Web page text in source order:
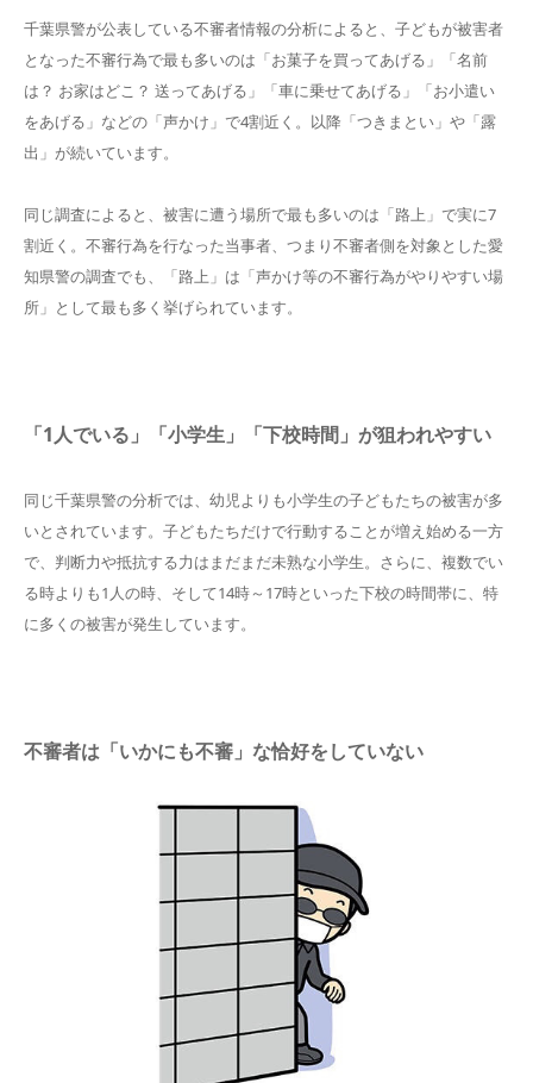
千葉県警が公表している不審者情報の分析によると、子どもが被害者
となった不審行為で最も多いのは「お菓子を買ってあげる」「名前
は？ お家はどこ？ 送ってあげる」「車に乗せてあげる」「お小遣い
をあげる」などの「声かけ」で4割近く。以降「つきまとい」や「露
出」が続いています。
同じ調査によると、被害に遭う場所で最も多いのは「路上」で実に7
割近く。不審行為を行なった当事者、つまり不審者側を対象とした愛
知県警の調査でも、「路上」は「声かけ等の不審行為がやりやすい場
所」として最も多く挙げられています。
「1人でいる」「小学生」「下校時間」が狙われやすい
同じ千葉県警の分析では、幼児よりも小学生の子どもたちの被害が多
いとされています。子どもたちだけで行動することが増え始める一方
で、判断力や抵抗する力はまだまだ未熟な小学生。さらに、複数でい
る時よりも1人の時、そして14時～17時といった下校の時間帯に、特
に多くの被害が発生しています。
不審者は「いかにも不審」な恰好をしていない